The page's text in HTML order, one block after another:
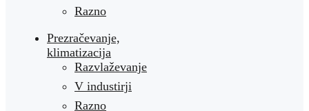
Razno
Prezračevanje,
klimatizacija
Razvlaževanje
V industirji
Razno